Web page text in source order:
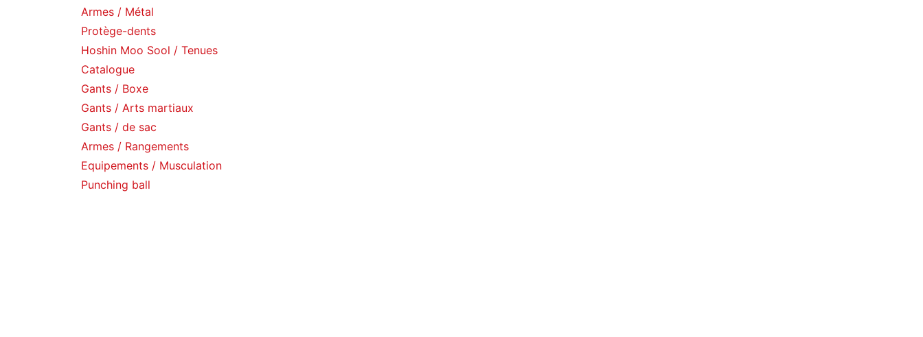
Armes / Métal
Protège-dents
Hoshin Moo Sool / Tenues
Catalogue
Gants / Boxe
Gants / Arts martiaux
Gants / de sac
Armes / Rangements
Equipements / Musculation
Punching ball